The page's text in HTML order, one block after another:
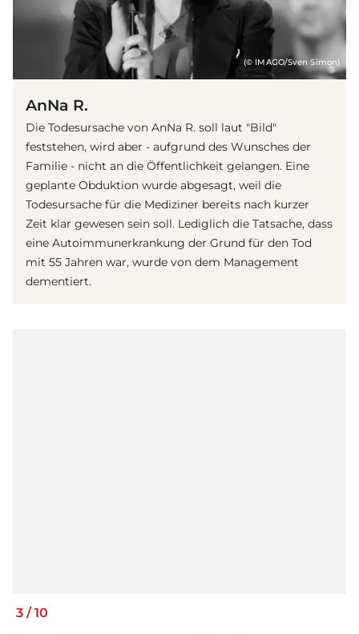
(© IMAGO/Sven Simon)
AnNa R.
Die Todesursache von AnNa R. soll laut "Bild"
feststehen, wird aber - aufgrund des Wunsches der
Familie - nicht an die Öffentlichkeit gelangen. Eine
geplante Obduktion wurde abgesagt, weil die
Todesursache für die Mediziner bereits nach kurzer
Zeit klar gewesen sein soll. Lediglich die Tatsache, dass
eine Autoimmunerkrankung der Grund für den Tod
mit 55 Jahren war, wurde von dem Management
dementiert.
3 /10